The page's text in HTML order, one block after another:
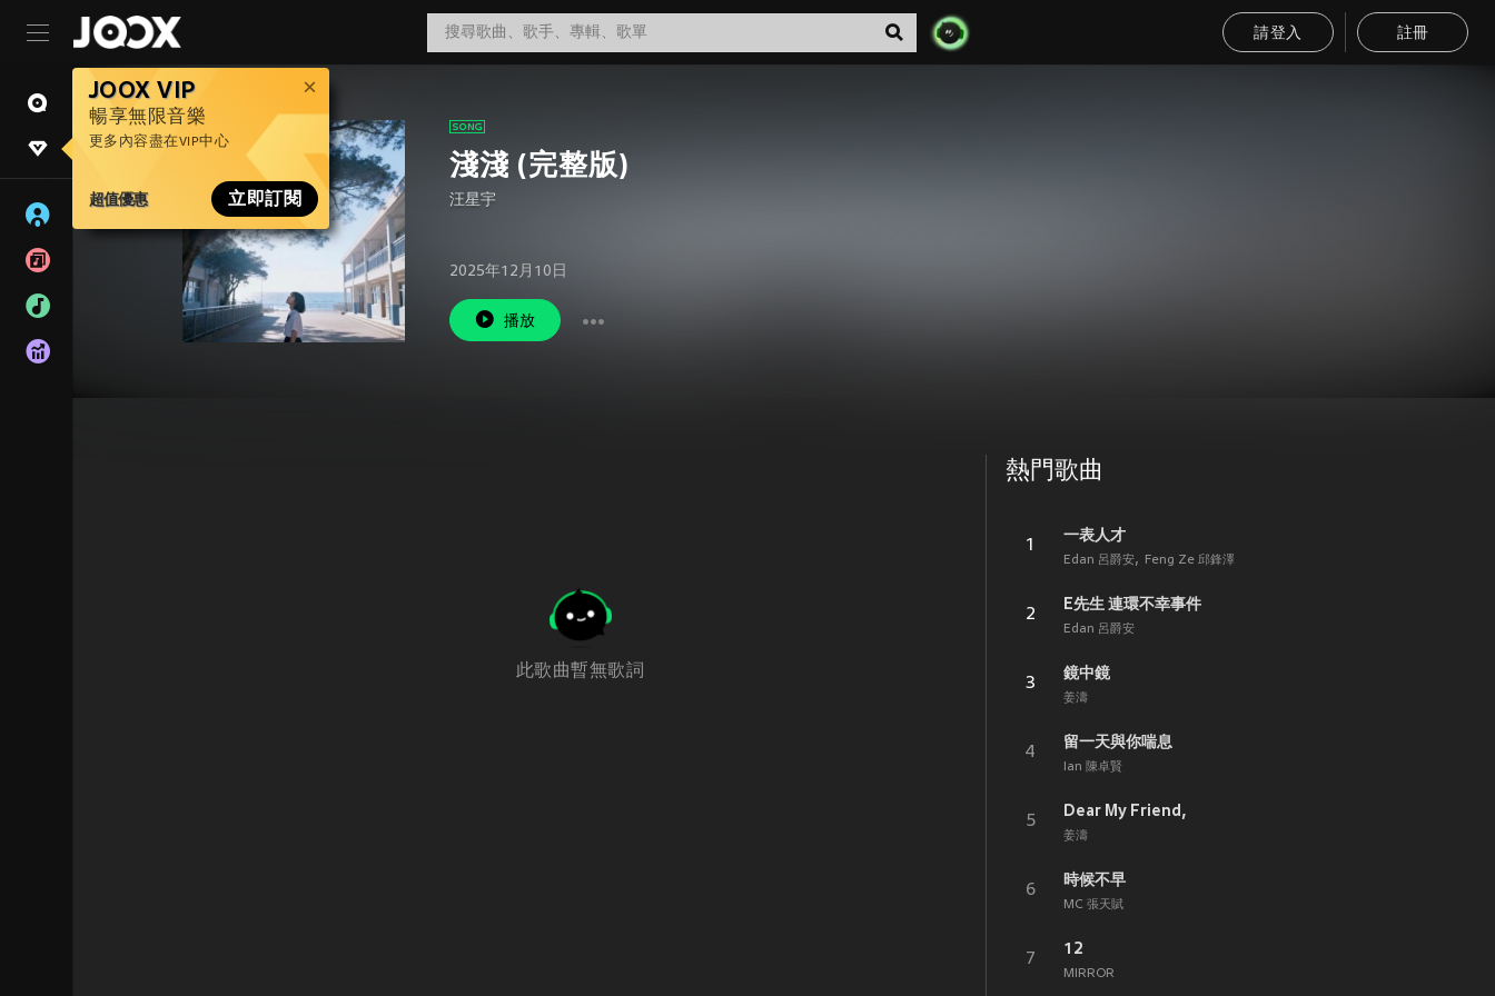
請登入 註冊
JOOX VIP
暢享無限音樂
更多內容盡在VIP中心
超值優惠 立即訂閱
淺淺 (完整版)
汪星宇
2025年12月10日
播放
此歌曲暫無歌詞
熱門歌曲
1
一表人才
Edan 呂爵安 Feng Ze 邱鋒澤
2
E先生 連環不幸事件
Edan 呂爵安
3
鏡中鏡
姜濤
4
留一天與你喘息
Ian 陳卓賢
5
Dear My Friend,
姜濤
6
時候不早
MC 張天賦
7
12
MIRROR